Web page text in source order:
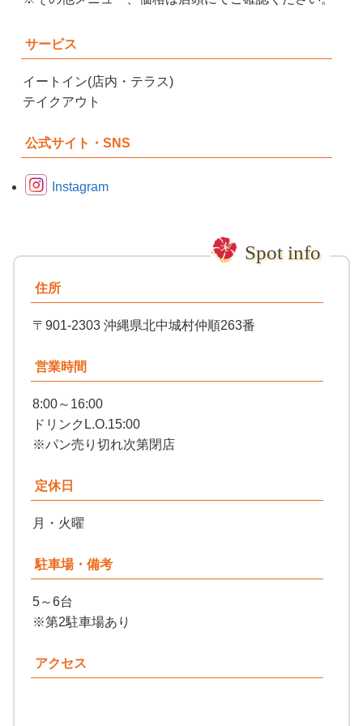
サービス
イートイン(店内・テラス)
テイクアウト
公式サイト・SNS
Instagram
住所
〒901-2303 沖縄県北中城村仲順263番
営業時間
8:00～16:00
ドリンクL.O.15:00
※パン売り切れ次第閉店
定休日
月・火曜
駐車場・備考
5～6台
※第2駐車場あり
アクセス